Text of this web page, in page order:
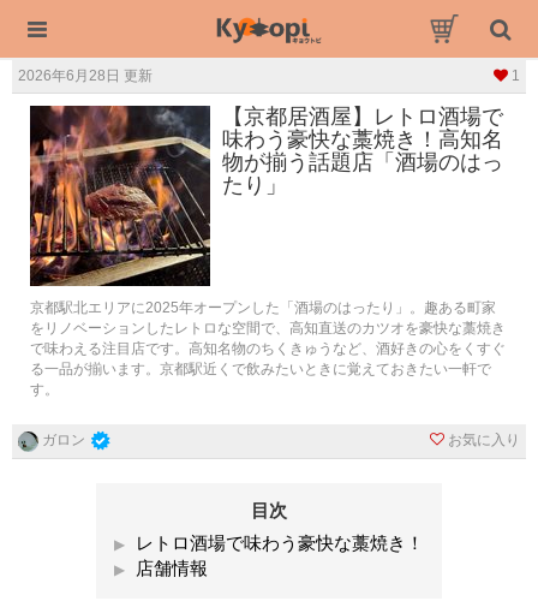
2026年6月28日 更新 1
【京都居酒屋】レトロ酒場で
味わう豪快な藁焼き！高知名
物が揃う話題店「酒場のはっ
たり」
京都駅北エリアに2025年オープンした「酒場のはったり」。趣ある町家
をリノベーションしたレトロな空間で、高知直送のカツオを豪快な藁焼き
で味わえる注目店です。高知名物のちくきゅうなど、酒好きの心をくすぐ
る一品が揃います。京都駅近くで飲みたいときに覚えておきたい一軒で
す。
ガロン お気に入り
目次
レトロ酒場で味わう豪快な藁焼き！
店舗情報